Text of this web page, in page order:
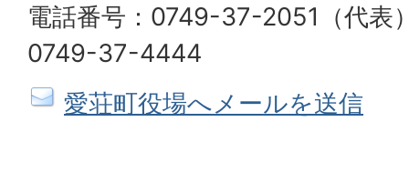
電話番号：0749-37-2051（代
0749-37-4444
愛荘町役場へメールを送信